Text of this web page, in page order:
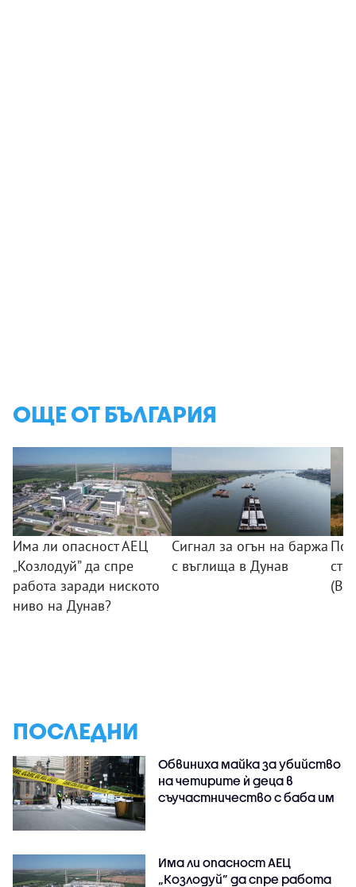
ОЩЕ ОТ БЪЛГАРИЯ
Има ли опасност АЕЦ
„Козлодуй” да спре
работа заради ниското
ниво на Дунав?
Сигнал за огън на баржа
с въглища в Дунав
ПОСЛЕДНИ
Обвиниха майка за убийство
на четирите ѝ деца в
съучастничество с баба им
Има ли опасност АЕЦ
„Козлодуй” да спре работа